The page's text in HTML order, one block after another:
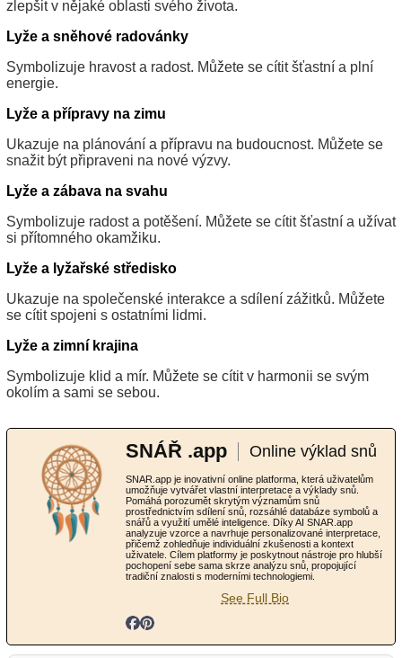
zlepšit v nějaké oblasti svého života.
Lyže a sněhové radovánky
Symbolizuje hravost a radost. Můžete se cítit šťastní a plní
energie.
Lyže a přípravy na zimu
Ukazuje na plánování a přípravu na budoucnost. Můžete se
snažit být připraveni na nové výzvy.
Lyže a zábava na svahu
Symbolizuje radost a potěšení. Můžete se cítit šťastní a užívat
si přítomného okamžiku.
Lyže a lyžařské středisko
Ukazuje na společenské interakce a sdílení zážitků. Můžete
se cítit spojeni s ostatními lidmi.
Lyže a zimní krajina
Symbolizuje klid a mír. Můžete se cítit v harmonii se svým
okolím a sami se sebou.
SNÁŘ .app Online výklad snů
SNAR.app je inovativní online platforma, která uživatelům
umožňuje vytvářet vlastní interpretace a výklady snů.
Pomáhá porozumět skrytým významům snů
prostřednictvím sdílení snů, rozsáhlé databáze symbolů a
snářů a využití umělé inteligence. Díky AI SNAR.app
analyzuje vzorce a navrhuje personalizované interpretace,
přičemž zohledňuje individuální zkušenosti a kontext
uživatele. Cílem platformy je poskytnout nástroje pro hlubší
pochopení sebe sama skrze analýzu snů, propojující
tradiční znalosti s moderními technologiemi.
See Full Bio